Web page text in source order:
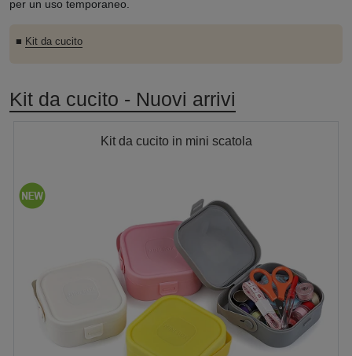
per un uso temporaneo.
■ Kit da cucito
Kit da cucito - Nuovi arrivi
Kit da cucito in mini scatola